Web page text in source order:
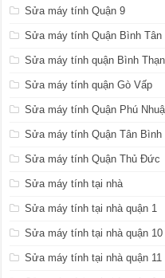
Sửa máy tính Quận 9
Sửa máy tính Quận Bình Tân
Sửa máy tính quận Bình
Sửa máy tính quận Gò Vấp
Sửa máy tính Quận Phú
Sửa máy tính Quận Tân Bình
Sửa máy tính Quận Thủ Đức
Sửa máy tính tại nhà
Sửa máy tính tại nhà quận 1
Sửa máy tính tại nhà quận 10
Sửa máy tính tại nhà quận 11